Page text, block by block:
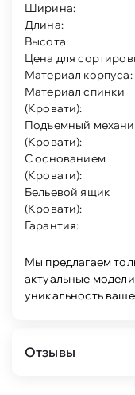
Ширина:
Длина:
Высота:
Цена для
Материал корпуса:
Материал спинки
(Кровати):
Подъемный
(Кровати):
С основанием
(Кровати):
Бельевой ящик
(Кровати):
Гарантия:
Мы предлагаем
актуальные
уникальность
Отзывы